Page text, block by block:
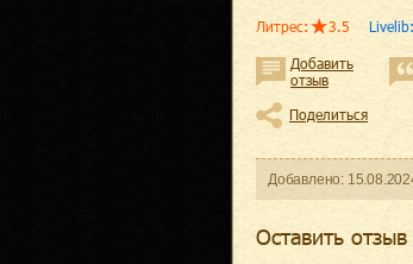
Литрес: 3.5 Livelib:
Добавить
отзыв
Поделиться
Добавленo:
Оcтавить отзыв